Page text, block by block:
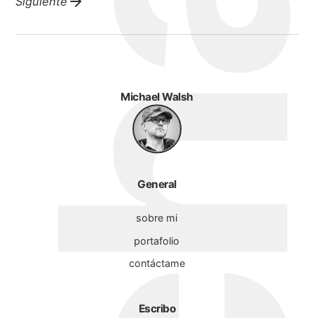
Michael Walsh
General
sobre mi
portafolio
contáctame
Escribo